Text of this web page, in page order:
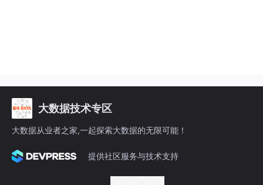
大数据技术专区
大数据从业者之家,一起探索大数据的无限可能！
提供社区服务与技术支持